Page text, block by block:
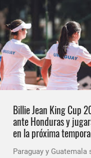
Billie Jean King Cup
ante Honduras y
en la próxima
Paraguay y